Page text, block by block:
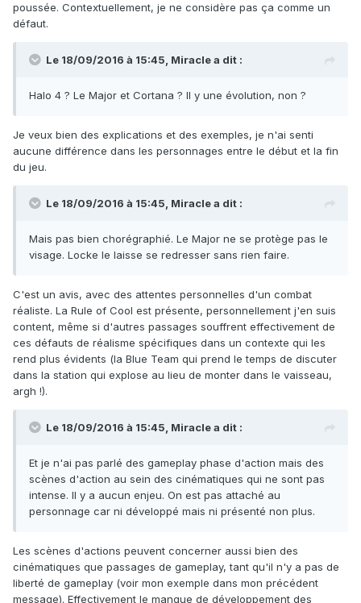
poussée. Contextuellement, je ne considère pas ça comme un
défaut.
Le 18/09/2016 à 15:45, Miraclea dit :
Halo 4 ? Le Major et Cortana ? Il y une évolution, non ?
Je veux bien des explications et des exemples, je n'ai senti
aucune différence dans les personnages entre le début et la fin
du jeu.
Le 18/09/2016 à 15:45, Miraclea dit :
Mais pas bien chorégraphié. Le Major ne se protège pas le
visage. Locke le laisse se redresser sans rien faire.
C'est un avis, avec des attentes personnelles d'un combat
réaliste. La Rule of Cool est présente, personnellement j'en suis
content, même si d'autres passages souffrent effectivement de
ces défauts de réalisme spécifiques dans un contexte qui les
rend plus évidents (la Blue Team qui prend le temps de discuter
dans la station qui explose au lieu de monter dans le vaisseau,
argh !).
Le 18/09/2016 à 15:45, Miraclea dit :
Et je n'ai pas parlé des gameplay phase d'action mais des
scènes d'action au sein des cinématiques qui ne sont pas
intense. Il y a aucun enjeu. On est pas attaché au
personnage car ni développé mais ni présenté non plus.
Les scènes d'actions peuvent concerner aussi bien des
cinématiques que passages de gameplay, tant qu'il n'y a pas de
liberté de gameplay (voir mon exemple dans mon précédent
message). Effectivement le manque de développement des